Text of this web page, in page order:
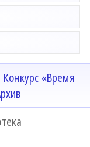
Конкурс «Время